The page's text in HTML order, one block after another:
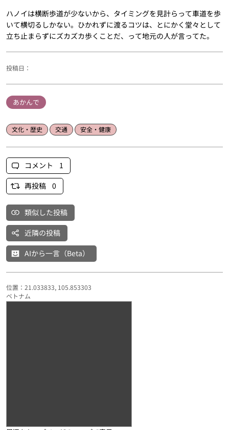
ハノイは横断歩道が少ないから、タイミングを見計らって車道を歩
いて横切るしかない。ひかれずに渡るコツは、とにかく堂々として
立ち止まらずにズカズカ歩くことだ、って地元の人が言ってた。
投稿日：
あかんで
文化・歴史 交通 安全・健康
コメント 1
再投稿 0
類似した投稿
近隣の投稿
AIから一言（Beta）
位置：21.033833, 105.853303
ベトナム